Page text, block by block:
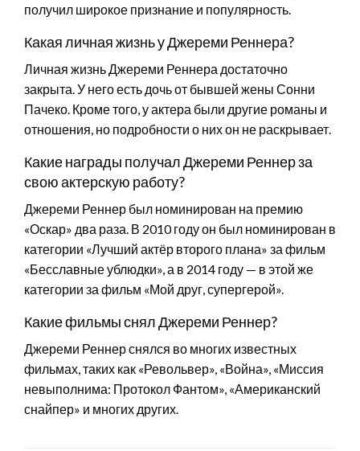
получил широкое признание и популярность.
Какая личная жизнь у Джереми Реннера?
Личная жизнь Джереми Реннера достаточно
закрыта. У него есть дочь от бывшей жены Сонни
Пачеко. Кроме того, у актера были другие романы и
отношения, но подробности о них он не раскрывает.
Какие награды получал Джереми Реннер за
свою актерскую работу?
Джереми Реннер был номинирован на премию
«Оскар» два раза. В 2010 году он был номинирован в
категории «Лучший актёр второго плана» за фильм
«Бесславные ублюдки», а в 2014 году — в этой же
категории за фильм «Мой друг, супергерой».
Какие фильмы снял Джереми Реннер?
Джереми Реннер снялся во многих известных
фильмах, таких как «Револьвер», «Война», «Миссия
невыполнима: Протокол Фантом», «Американский
снайпер» и многих других.